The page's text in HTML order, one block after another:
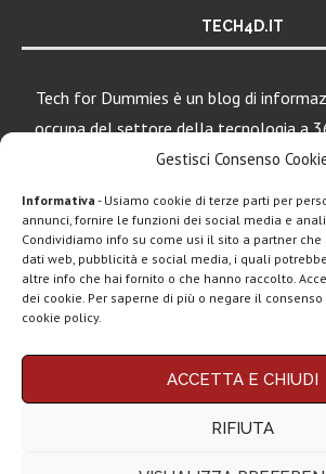
Gestisci Consenso
Informativa - Usiamo cookie di terze parti per
annunci, fornire le funzioni dei social media e
Condividiamo info su come usi il sito a partner
dati web, pubblicità e social media, i quali
altre info che hai fornito o che hanno raccolto.
dei cookie. Per saperne di più o negare il
cookie policy.
ACCETTA E CHIUDI
RIFIUTA
TECH4D.IT
Tech for Dummies è un blog di
occupa del settore della tecnologia a
una particolare attenzione al mondo
Chi siamo Contatti Disclaimer
Tech4D di Michele Ingelido- P. IVA
Questo blog non rappresenta una testata giornalistica
LEGGI ANCHE
Apple lancia